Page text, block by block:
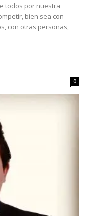
todos por nuestra
bien sea con
con otras personas,
0